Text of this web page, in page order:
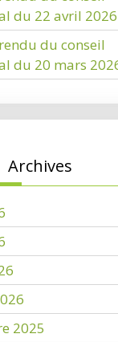
du 22 avril 2026
du conseil
du 20 mars
Archives
2025